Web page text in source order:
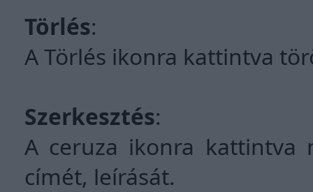
Törlés:
A Törlés ikonra kattintva
Szerkesztés:
A ceruza ikonra kattintva
címét, leírását.